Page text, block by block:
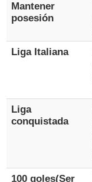
Mantener
posesión
Liga Italiana
Liga
conquistada
100 goles(Ser